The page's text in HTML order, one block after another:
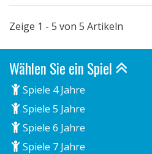
Zeige 1 - 5 von 5 Artikeln
Wählen Sie ein Spiel
Spiele 4 Jahre
Spiele 5 Jahre
Spiele 6 Jahre
Spiele 7 Jahre